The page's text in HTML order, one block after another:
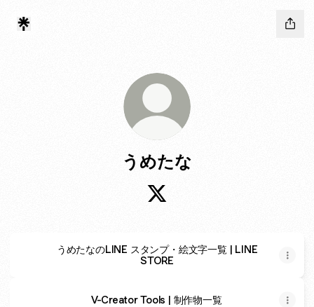
うめたな
うめたなのLINE スタンプ・絵文字一覧 | LINE
STORE
V-Creator Tools | 制作物一覧